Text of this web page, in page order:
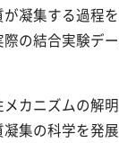
凝集する過程
の結合実験デ
カニズムの解
集の科学を発